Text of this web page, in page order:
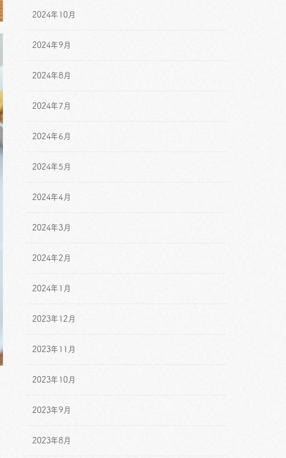
2024年10月
2024年9月
2024年8月
2024年7月
2024年6月
2024年5月
2024年4月
2024年3月
2024年2月
2024年1月
2023年12月
2023年11月
2023年10月
2023年9月
2023年8月